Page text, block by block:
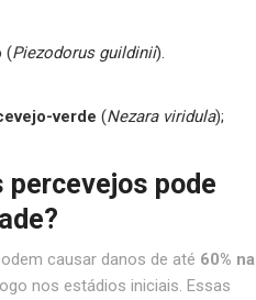
(Piezodorus guildinii).
verde (Nezara viridula);
percevejos pode
causar danos de até 60% na
nos estádios iniciais. Essas